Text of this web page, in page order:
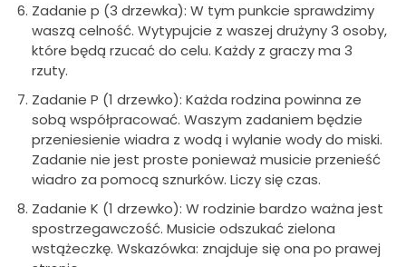
Zadanie p (3 drzewka): W tym punkcie sprawdzimy
waszą celność. Wytypujcie z waszej drużyny 3 osoby,
które będą rzucać do celu. Każdy z graczy ma 3
rzuty.
Zadanie P (1 drzewko): Każda rodzina powinna ze
sobą współpracować. Waszym zadaniem będzie
przeniesienie wiadra z wodą i wylanie wody do miski.
Zadanie nie jest proste ponieważ musicie przenieść
wiadro za pomocą sznurków. Liczy się czas.
Zadanie K (1 drzewko): W rodzinie bardzo ważna jest
spostrzegawczość. Musicie odszukać zielona
wstążeczkę. Wskazówka: znajduje się ona po prawej